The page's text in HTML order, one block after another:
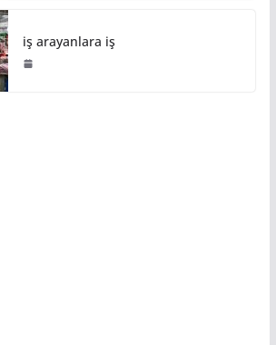
iş arayanlara iş